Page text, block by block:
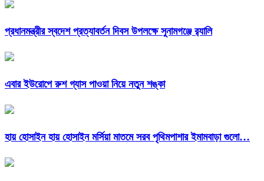
প্রধানমন্ত্রীর স্বদেশ প্রত্যাবর্তন দিবস উপলক্ষে সুনামগঞ্জে র‌্যালি
এবার ইউরোপে রুশ গ্যাস পাওয়া নিয়ে নতুন শঙ্কা
হায় হোসাইন হায় হোসাইন মর্সিয়া মাতমে সরব পৃথিমপাশার ইমামবাড়া গুলো…